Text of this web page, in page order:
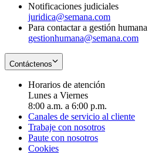
Notificaciones judiciales
juridica@semana.com
Para contactar a gestión humana
gestionhumana@semana.com
Contáctenos
Horarios de atención
Lunes a Viernes
8:00 a.m. a 6:00 p.m.
Canales de servicio al cliente
Trabaje con nosotros
Paute con nosotros
Cookies